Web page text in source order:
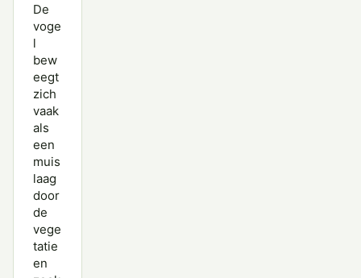
De
voge
l
bew
eegt
zich
vaak
als
een
muis
laag
door
de
vege
tatie
en